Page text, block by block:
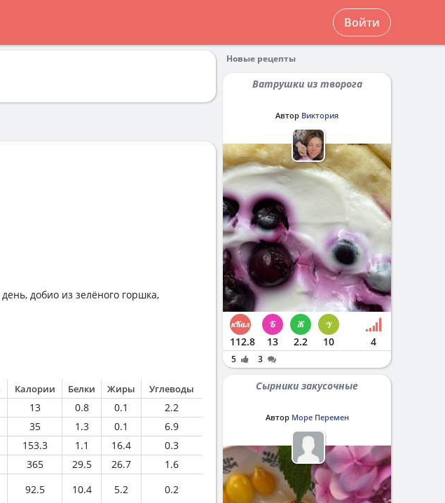
Войти
добио из зелёного горшка,
Калории Белки Жиры Углеводы
13 0.8 0.1
2.2
35 1.3 0.1
6.9
153.3 1.1 16.4
0.3
365 29.5 26.7
1.6
92.5 10.4 5.2
0.2
Новые рецепты
Ватрушки из творога
Автор Виктория
112.8 13 2.2 10 4
5 3
Сырники закусочные
Автор Море Перемен